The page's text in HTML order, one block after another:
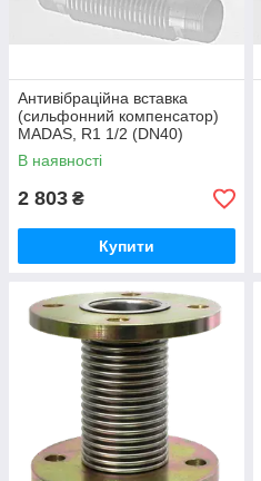
Антивібраційна вставка
(сильфонний компенсатор)
MADAS, R1 1/2 (DN40)
В наявності
2 803 ₴
Купити